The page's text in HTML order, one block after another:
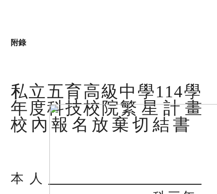
附錄
私立五育高級中學114學
年度科技校院繁 星 計 畫
校 內 報 名 放 棄 切 結 書
本人